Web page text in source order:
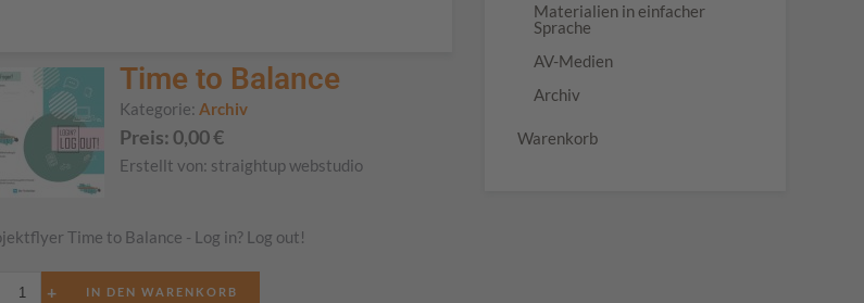
Time to Balance
Kategorie:Archiv
Preis: 0,00€
Erstellt von: straightup webstudio
Time to Balance - Log in? Log out!
+
Materialien in einfacher
Sprache
AV-Medien
Archiv
Warenkorb